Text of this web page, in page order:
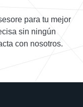
para tu mejor
sin ningún
con nosotros.